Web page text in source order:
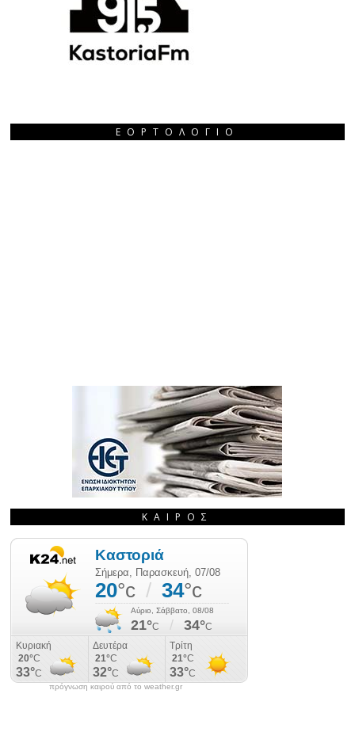
ΕΟΡΤΟΛΌΓΙΟ
ΚΑΙΡΌΣ
πρόγνωση καιρού από το weather.gr